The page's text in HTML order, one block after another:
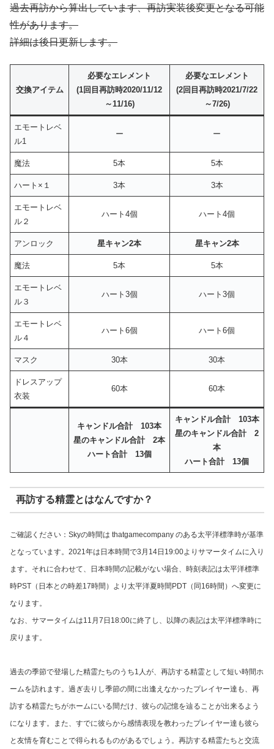
過去再訪から算出しています、再訪実装後変更となる可能
性があります。
詳細は後日更新します。
交換アイテム
必要なエレメント
(1回目再訪時2020/11/12
～11/16)
必要なエレメント
(2回目再訪時2021/7/22
～7/26)
エモートレベ
ル1
ー ー
魔法 5本 5本
ハート×１ 3本 3本
エモートレベ
ル２
ハート4個 ハート4個
アンロック 星キャン2本 星キャン2本
魔法 5本 5本
エモートレベ
ル３
ハート3個 ハート3個
エモートレベ
ル４
ハート6個 ハート6個
マスク 30本 30本
ドレスアップ
衣装
60本 60本
キャンドル合計 103本
星のキャンドル合計 2本
ハート合計 13個
キャンドル合計 103本
星のキャンドル合計 2
本
ハート合計 13個
再訪する精霊とはなんですか？
ご確認ください：Skyの時間は thatgamecompany のある太平洋標準時が基準
となっています。2021年は日本時間で3月14日19:00よりサマータイムに入り
ます。それに合わせて、日本時間の記載がない場合、時刻表記は太平洋標準
時PST（日本との時差17時間）より太平洋夏時間PDT（同16時間）へ変更に
なります。
なお、サマータイムは11月7日18:00に終了し、以降の表記は太平洋標準時に
戻ります。
過去の季節で登場した精霊たちのうち1人が、再訪する精霊として短い時間ホ
ームを訪れます。過ぎ去りし季節の間に出逢えなかったプレイヤー達も、再
訪する精霊たちがホームにいる間だけ、彼らの記憶を辿ることが出来るよう
になります。また、すでに彼らから感情表現を教わったプレイヤー達も彼ら
と友情を育むことで得られるものがあるでしょう。再訪する精霊たちと交流